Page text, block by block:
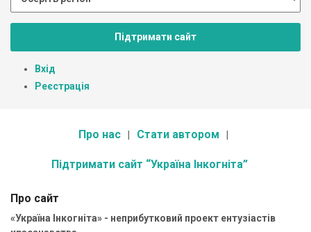
Підтримати сайт
Вхід
Реєстрація
Про нас Стати автором
Підтримати сайт “Україна Інкогніта”
Про сайт
«Україна Інкогніта» - неприбутковий проект ентузіастів